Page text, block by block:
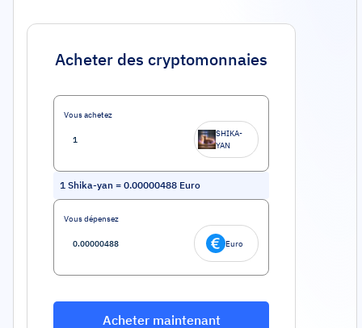
Acheter des cryptomonnaies
Vous achetez
SHIKA-
YAN
1 Shika-yan = 0.00000488 Euro
Vous dépensez
Euro
Acheter maintenant